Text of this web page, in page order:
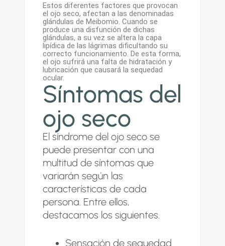
Estos diferentes factores que provocan
el ojo seco, afectan a las denominadas
glándulas de Meibomio. Cuando se
produce una disfunción de dichas
glándulas, a su vez se altera la capa
lipídica de las lágrimas dificultando su
correcto funcionamiento. De esta forma,
el ojo sufrirá una falta de hidratación y
lubricación que causará la sequedad
ocular.
Síntomas del
ojo seco
El síndrome del ojo seco se
puede presentar con una
multitud de síntomas que
variarán según las
características de cada
persona. Entre ellos,
destacamos los siguientes.
Sensación de sequedad